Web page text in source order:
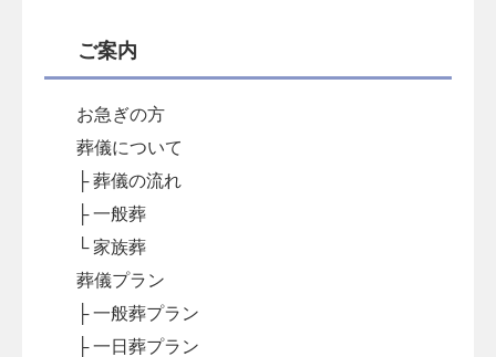
ご案内
お急ぎの方
葬儀について
├ 葬儀の流れ
├ 一般葬
└ 家族葬
葬儀プラン
├ 一般葬プラン
├ 一日葬プラン